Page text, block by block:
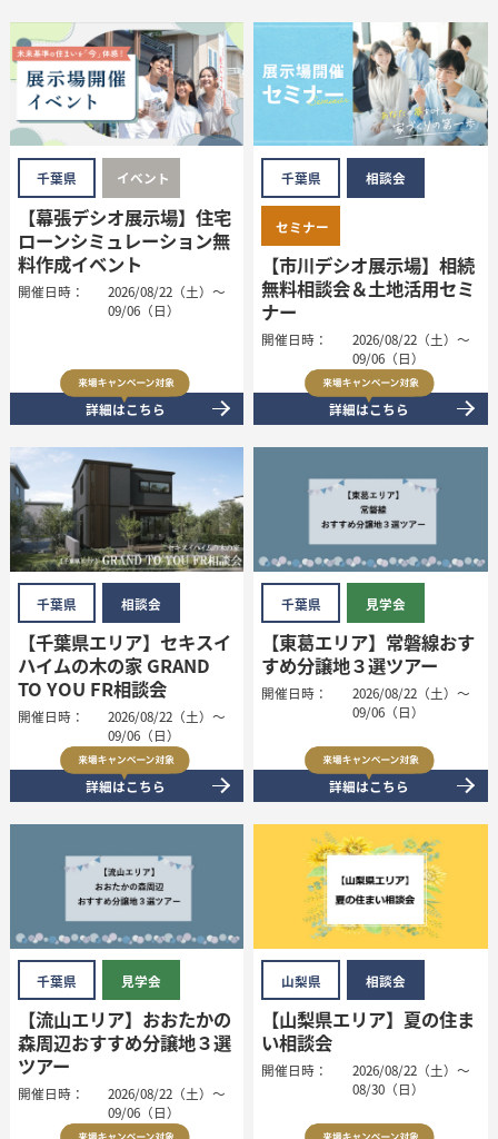
千葉県 イベント
【幕張デシオ展示場】住宅
ローンシミュレーション無
料作成イベント
開催日時：
2026/08/22（土）～
09/06（日）
詳細はこちら
千葉県 相談会
セミナー
【市川デシオ展示場】相続
無料相談会＆土地活用セミ
ナー
開催日時：
2026/08/22（土）～
09/06（日）
詳細はこちら
千葉県 相談会
【千葉県エリア】セキスイ
ハイムの木の家 GRAND
TO YOU FR相談会
開催日時：
2026/08/22（土）～
09/06（日）
詳細はこちら
千葉県 見学会
【東葛エリア】常磐線おす
すめ分譲地３選ツアー
開催日時：
2026/08/22（土）～
09/06（日）
詳細はこちら
千葉県 見学会
【流山エリア】おおたかの
森周辺おすすめ分譲地３選
ツアー
開催日時：
2026/08/22（土）～
09/06（日）
山梨県 相談会
【山梨県エリア】夏の住ま
い相談会
開催日時：
2026/08/22（土）～
08/30（日）